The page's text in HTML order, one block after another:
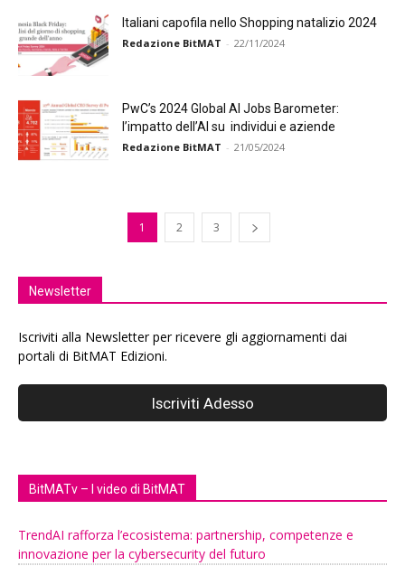
Italiani capofila nello Shopping natalizio 2024
Redazione BitMAT - 22/11/2024
PwC’s 2024 Global AI Jobs Barometer:
l’impatto dell’AI su individui e aziende
Redazione BitMAT - 21/05/2024
1 2 3
Newsletter
Iscriviti alla Newsletter per ricevere gli aggiornamenti dai
portali di BitMAT Edizioni.
BitMATv – I video di BitMAT
TrendAI rafforza l’ecosistema: partnership, competenze e
innovazione per la cybersecurity del futuro